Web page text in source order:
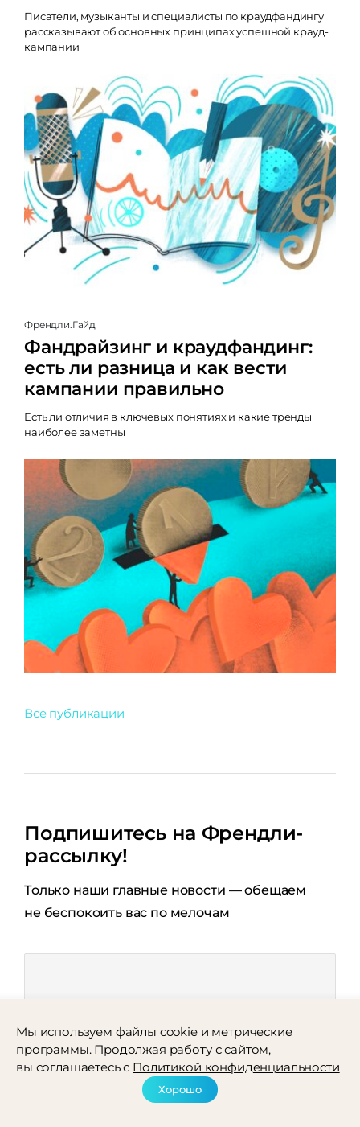
Писатели, музыканты и специалисты по краудфандингу
рассказывают об основных принципах успешной крауд-
кампании
Френдли.Гайд
Фандрайзинг и краудфандинг:
есть ли разница и как вести
кампании правильно
Есть ли отличия в ключевых понятиях и какие тренды
наиболее заметны
Все публикации
Подпишитесь на Френдли-
рассылку!
Только наши главные новости — обещаем
не беспокоить вас по мелочам
Отправляя форму, вы принимаете политику
конфиденциальности
подписаться
Мы используем файлы cookie и метрические
программы. Продолжая работу с сайтом,
вы соглашаетесь с Политикой конфиденциальности
Хорошо